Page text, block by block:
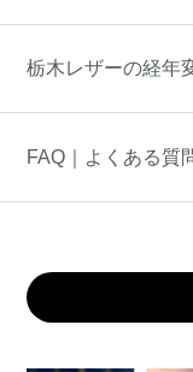
栃木レザーの経年
FAQ｜よくある質